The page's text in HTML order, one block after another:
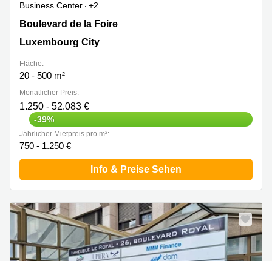
Business Center
+2
Boulevard de la Foire 11-13, Luxembourg City
Boulevard de la Foire
Luxembourg City
Fläche:
20 - 500 m²
Monatlicher Preis:
1.250 - 52.083 €
-39%
Jährlicher Mietpreis pro m²:
750 - 1.250 €
Info & Preise Sehen